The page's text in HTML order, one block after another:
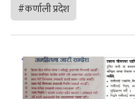
#कर्णाली प्रदेश